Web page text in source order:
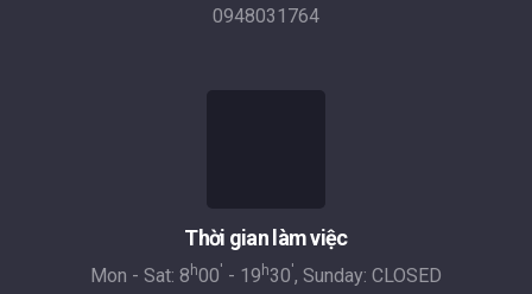
0948031764
Thời gian làm việc
Mon - Sat: 8 h00' - 19 h30', Sunday: CLOSED